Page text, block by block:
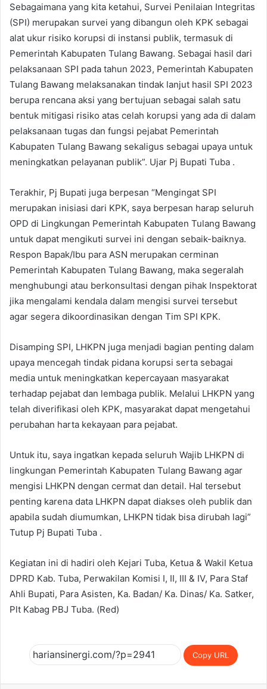
Sebagaimana yang kita ketahui, Survei Penilaian Integritas
(SPI) merupakan survei yang dibangun oleh KPK sebagai
alat ukur risiko korupsi di instansi publik, termasuk di
Pemerintah Kabupaten Tulang Bawang. Sebagai hasil dari
pelaksanaan SPI pada tahun 2023, Pemerintah Kabupaten
Tulang Bawang melaksanakan tindak lanjut hasil SPI 2023
berupa rencana aksi yang bertujuan sebagai salah satu
bentuk mitigasi risiko atas celah korupsi yang ada di dalam
pelaksanaan tugas dan fungsi pejabat Pemerintah
Kabupaten Tulang Bawang sekaligus sebagai upaya untuk
meningkatkan pelayanan publik”. Ujar Pj Bupati Tuba .
Terakhir, Pj Bupati juga berpesan “Mengingat SPI
merupakan inisiasi dari KPK, saya berpesan harap seluruh
OPD di Lingkungan Pemerintah Kabupaten Tulang Bawang
untuk dapat mengikuti survei ini dengan sebaik-baiknya.
Respon Bapak/Ibu para ASN merupakan cerminan
Pemerintah Kabupaten Tulang Bawang, maka segeralah
menghubungi atau berkonsultasi dengan pihak Inspektorat
jika mengalami kendala dalam mengisi survei tersebut
agar segera dikoordinasikan dengan Tim SPI KPK.
​Disamping SPI, LHKPN juga menjadi bagian penting dalam
upaya mencegah tindak pidana korupsi serta sebagai
media untuk meningkatkan kepercayaan masyarakat
terhadap pejabat dan lembaga publik. Melalui LHKPN yang
telah diverifikasi oleh KPK, masyarakat dapat mengetahui
perubahan harta kekayaan para pejabat.
​Untuk itu, saya ingatkan kepada seluruh Wajib LHKPN di
lingkungan Pemerintah Kabupaten Tulang Bawang agar
mengisi LHKPN dengan cermat dan detail. Hal tersebut
penting karena data LHKPN dapat diakses oleh publik dan
apabila sudah diumumkan, LHKPN tidak bisa dirubah lagi”
Tutup Pj Bupati Tuba .
Kegiatan ini di hadiri oleh Kejari Tuba, Ketua & Wakil Ketua
DPRD Kab. Tuba, Perwakilan Komisi I, II, III & IV, Para Staf
Ahli Bupati, Para Asisten, Ka. Badan/ Ka. Dinas/ Ka. Satker,
Plt Kabag PBJ Tuba. (Red)
Copy URL